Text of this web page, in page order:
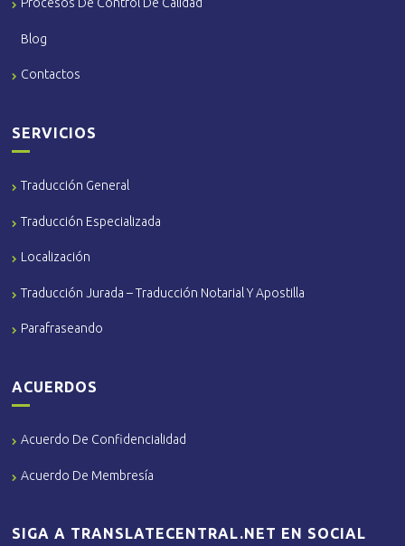
Procesos De Control De Calidad
Blog
Contactos
SERVICIOS
Traducción General
Traducción Especializada
Localización
Traducción Jurada – Traducción Notarial Y Apostilla
Parafraseando
ACUERDOS
Acuerdo De Confidencialidad
Acuerdo De Membresía
SIGA A TRANSLATECENTRAL.NET EN SOCIAL